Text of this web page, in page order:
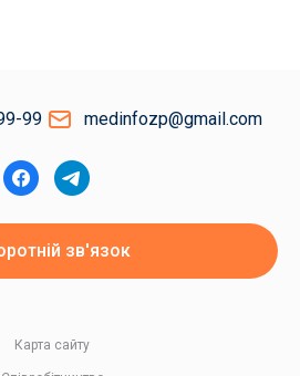
99 medinfozp@gmail.com
зв'язок
Карта сайту